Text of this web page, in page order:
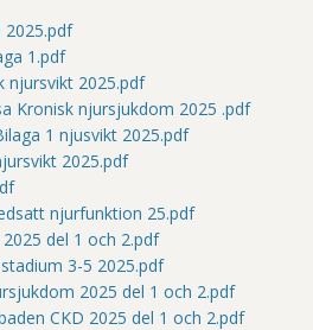
2025.pdf
1.pdf
njursvikt 2025.pdf
Kronisk njursjukdom 2025 .pdf
1 njusvikt 2025.pdf
2025.pdf
njurfunktion 25.pdf
del 1 och 2.pdf
3-5 2025.pdf
2025 del 1 och 2.pdf
CKD 2025 del 1 och 2.pdf